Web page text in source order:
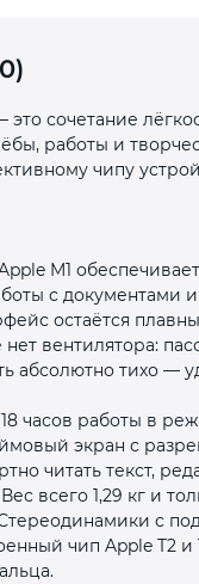
сочетание
работы и
чипу
M1
с
остаётся
вентилятора:
абсолютно тихо —
часов работы в
экран с
читать текст,
всего 1,29 кг и
с
чип Apple T2